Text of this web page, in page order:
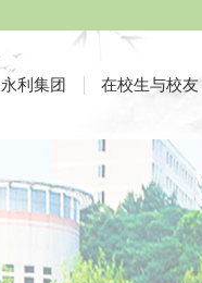
永利集团 在校生与校友